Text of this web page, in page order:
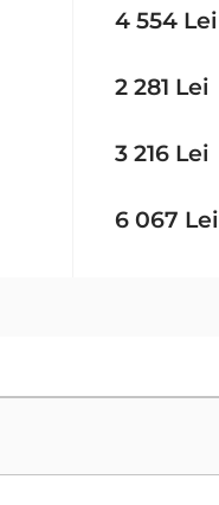
4 554 Lei
2 281 Lei
3 216 Lei
6 067 Lei